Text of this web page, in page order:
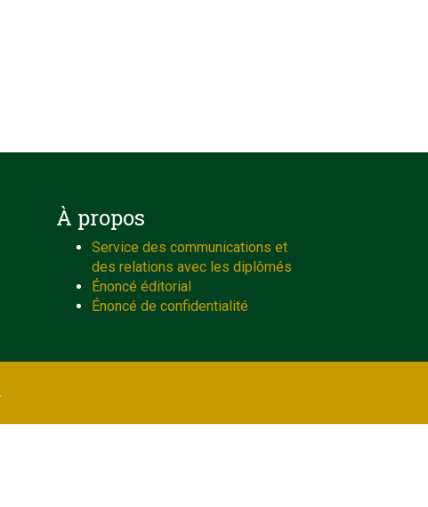
À propos
Service des communications et
des relations avec les diplômés
Énoncé éditorial
Énoncé de confidentialité